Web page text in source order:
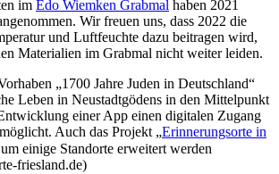
im Edo Wiemken Grabmal haben 2021
Wir freuen uns, dass 2022 die
und Luftfeuchte dazu beitragen wird,
Materialien im Grabmal nicht weiter leiden.
„1700 Jahre Juden in Deutschland“
Leben in Neustadtgödens in den Mittelpunkt
einer App einen digitalen Zugang
Auch das Projekt „Erinnerungsorte in
einige Standorte erweitert werden
friesland.de)